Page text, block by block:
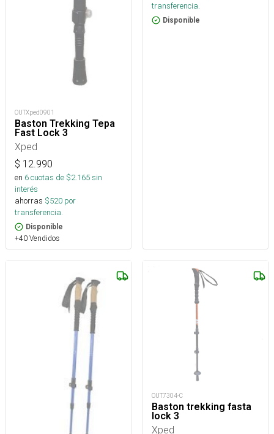
OUTXped0901
Baston Trekking Tepa
Fast Lock 3
Xped
$ 12.990
en 6cuotas de $2.165sin
interés
ahorras $520 por
transferencia.
Disponible
+40 Vendidos
transferencia.
Disponible
OUT7304-C
Baston trekking fasta
lock 3
Xped